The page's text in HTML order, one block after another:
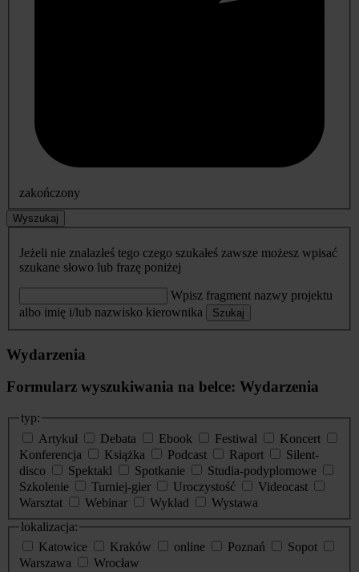
zakończony
Wyszukaj
Jeżeli nie znalazłeś tego czego szukałeś zawsze możesz wpisać
szukane słowo lub frazę poniżej
Wpisz fragment nazwy projektu
albo imię i/lub nazwisko kierownika
Szukaj
Wydarzenia
Formularz wyszukiwania na belce: Wydarzenia
typ:
Artykuł
Debata Ebook Festiwal
Koncert
Konferencja
Książka Podcast Raport
Silent-
disco
Spektakl Spotkanie
Studia-podyplomowe
Szkolenie
Turniej-gier Uroczystość
Videocast
Warsztat
Webinar Wykład
Wystawa
lokalizacja:
Katowice
Kraków online Poznań
Sopot
Warszawa
Wrocław